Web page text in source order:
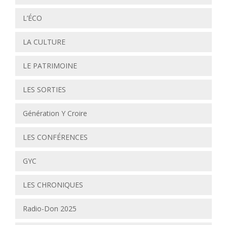
L’ÉCO
LA CULTURE
LE PATRIMOINE
LES SORTIES
Génération Y Croire
LES CONFÉRENCES
GYC
LES CHRONIQUES
Radio-Don 2025